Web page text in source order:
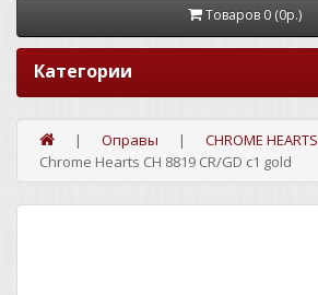
Товаров 0 (0р.)
Категории
Оправы
CHROME HEARTS
Chrome Hearts CH 8819 CR/GD c1 gold